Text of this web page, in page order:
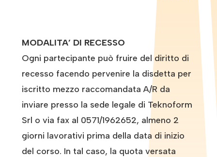
MODALITA’ DI RECESSO
Ogni partecipante può fruire del diritto di
recesso facendo pervenire la disdetta per
iscritto mezzo raccomandata A/R da
inviare presso la sede legale di Teknoform
Srl o via fax al 0571/1962652, almeno 2
giorni lavorativi prima della data di inizio
del corso. In tal caso, la quota versata